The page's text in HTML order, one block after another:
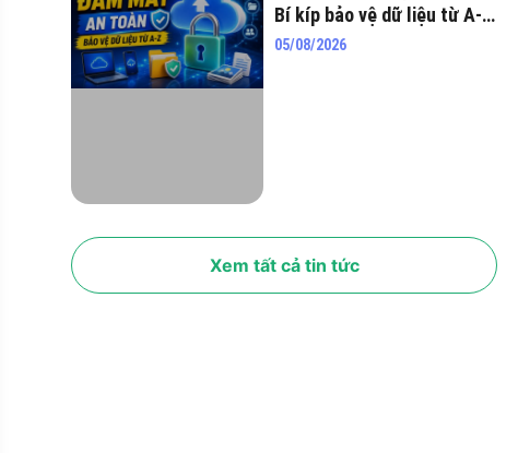
Bí kíp bảo vệ dữ liệu từ A-Z
năm 2026
05/08/2026
Xem tất cả tin tức